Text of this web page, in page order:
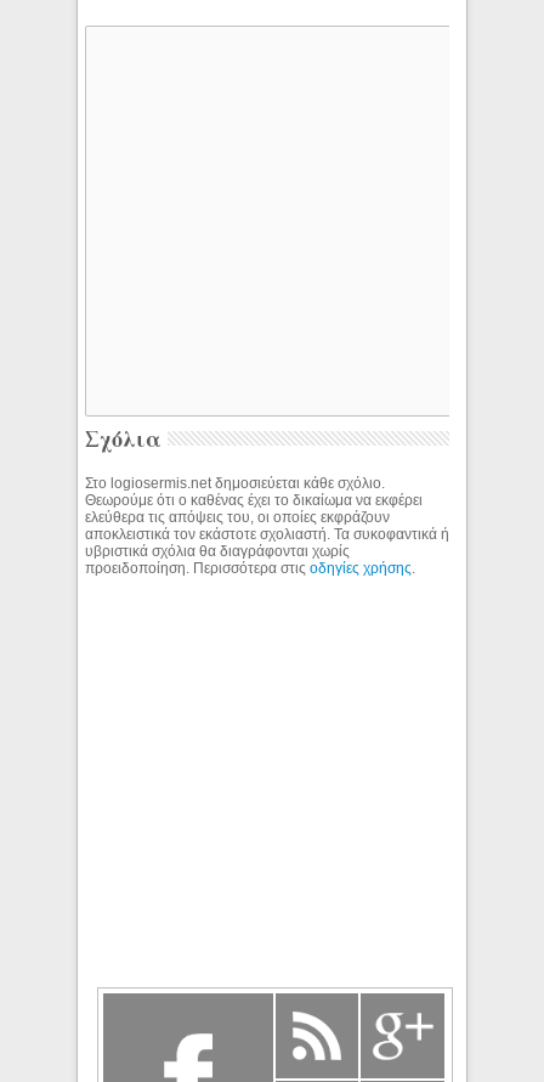
Σχόλια
Στο logiosermis.net δημοσιεύεται κάθε σχόλιο.
Θεωρούμε ότι ο καθένας έχει το δικαίωμα να εκφέρει
ελεύθερα τις απόψεις του, οι οποίες εκφράζουν
αποκλειστικά τον εκάστοτε σχολιαστή. Τα συκοφαντικά ή
υβριστικά σχόλια θα διαγράφονται χωρίς
προειδοποίηση. Περισσότερα στιςοδηγίες χρήσης